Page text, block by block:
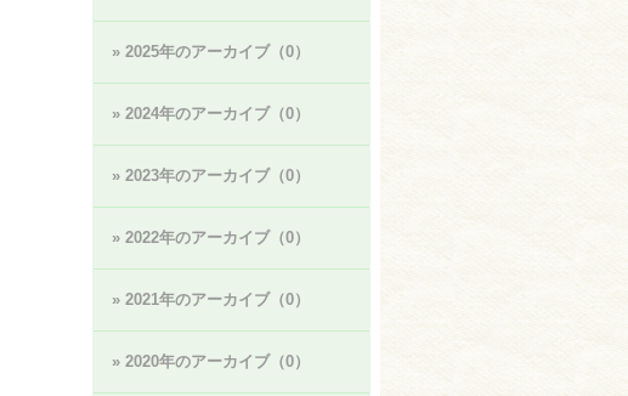
» 2025年のアーカイブ（0）
» 2024年のアーカイブ（0）
» 2023年のアーカイブ（0）
» 2022年のアーカイブ（0）
» 2021年のアーカイブ（0）
» 2020年のアーカイブ（0）